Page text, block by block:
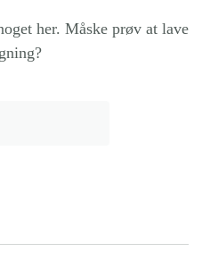
her. Måske prøv at lave